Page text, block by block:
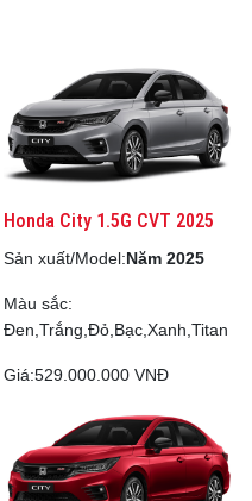
Honda City 1.5G CVT 2025
Sản xuất/Model:Năm 2025
Màu sắc:
Đen,Trắng,Đỏ,Bạc,Xanh,Titan
Giá:529.000.000 VNĐ